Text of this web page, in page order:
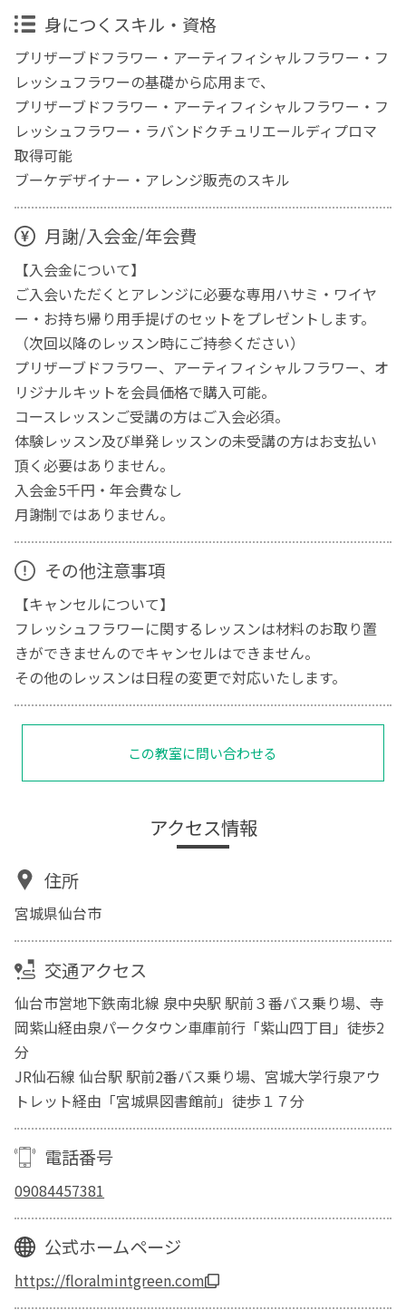
身につくスキル・資格
プリザーブドフラワー・アーティフィシャルフラワー・フ
レッシュフラワーの基礎から応用まで、
プリザーブドフラワー・アーティフィシャルフラワー・フ
レッシュフラワー・ラバンドクチュリエールディプロマ
取得可能
ブーケデザイナー・アレンジ販売のスキル
月謝/入会金/年会費
【入会金について】
ご入会いただくとアレンジに必要な専用ハサミ・ワイヤ
ー・お持ち帰り用手提げのセットをプレゼントします。
（次回以降のレッスン時にご持参ください）
プリザーブドフラワー、アーティフィシャルフラワー、オ
リジナルキットを会員価格で購入可能。
コースレッスンご受講の方はご入会必須。
体験レッスン及び単発レッスンの未受講の方はお支払い
頂く必要はありません。
入会金5千円・年会費なし
月謝制ではありません。
その他注意事項
【キャンセルについて】
フレッシュフラワーに関するレッスンは材料のお取り置
きができませんのでキャンセルはできません。
その他のレッスンは日程の変更で対応いたします。
この教室に問い合わせる
アクセス情報
住所
宮城県仙台市
交通アクセス
仙台市営地下鉄南北線 泉中央駅 駅前３番バス乗り場、寺
岡紫山経由泉パークタウン車庫前行「紫山四丁目」徒歩2
分
JR仙石線 仙台駅 駅前2番バス乗り場、宮城大学行泉アウ
トレット経由「宮城県図書館前」徒歩１７分
電話番号
09084457381
公式ホームページ
https://floralmintgreen.com